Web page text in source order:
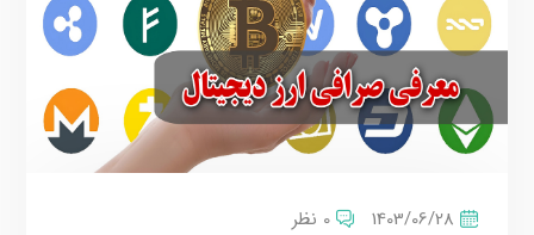
1403/06/28 0 نظر